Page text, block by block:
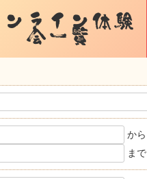
ンライン体験
会一覧
から
まで